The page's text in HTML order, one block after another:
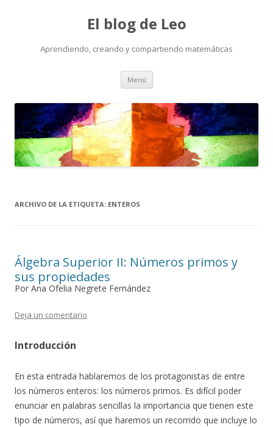
El blog de Leo
Aprendiendo, creando y compartiendo matemáticas
Menú Saltar
contenido
ARCHIVO DE LA ETIQUETA: ENTEROS
Álgebra Superior II: Números primos y
sus propiedades
Por Ana Ofelia Negrete Fernández
Deja un comentario
Introducción
En esta entrada hablaremos de los protagonistas de entre
los números enteros: los números primos. Es difícil poder
enunciar en palabras sencillas la importancia que tienen este
tipo de números, así que haremos un recorrido que incluye lo